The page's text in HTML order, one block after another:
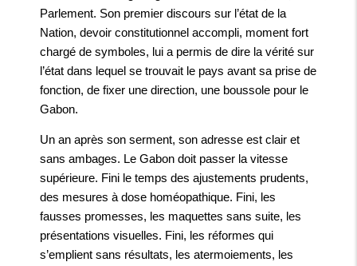
Parlement. Son premier discours sur l’état de la
Nation, devoir constitutionnel accompli, moment fort
chargé de symboles, lui a permis de dire la vérité sur
l’état dans lequel se trouvait le pays avant sa prise de
fonction, de fixer une direction, une boussole pour le
Gabon.
Un an après son serment, son adresse est clair et
sans ambages. Le Gabon doit passer la vitesse
supérieure. Fini le temps des ajustements prudents,
des mesures à dose homéopathique. Fini, les
fausses promesses, les maquettes sans suite, les
présentations visuelles. Fini, les réformes qui
s’emplient sans résultats, les atermoiements, les